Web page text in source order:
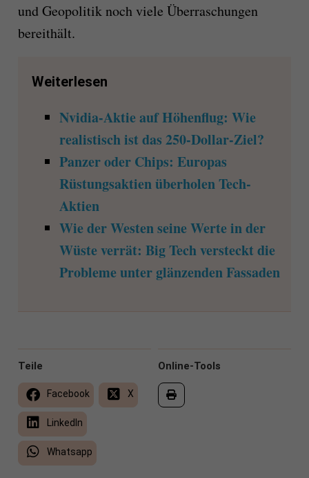
und Geopolitik noch viele Überraschungen
bereithält.
Weiterlesen
Nvidia-Aktie auf Höhenflug: Wie
realistisch ist das 250-Dollar-Ziel?
Panzer oder Chips: Europas
Rüstungsaktien überholen Tech-
Aktien
Wie der Westen seine Werte in der
Wüste verrät: Big Tech versteckt die
Probleme unter glänzenden Fassaden
Online-Tools
Teile
Facebook X
LinkedIn
Whatsapp